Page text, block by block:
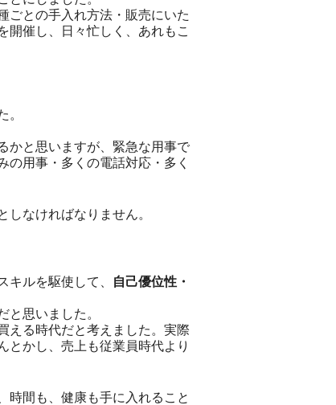
ごとの手入れ方法・販売にいた
開催し、日々忙しく、あれもこ
。
かと思いますが、緊急な用事で
用事・多くの電話対応・多く
なければなりません。
ルを駆使して、
自己優位性・
と思いました。
える時代だと考えました。実際
とかし、売上も従業員時代より
時間も、健康も手に入れること